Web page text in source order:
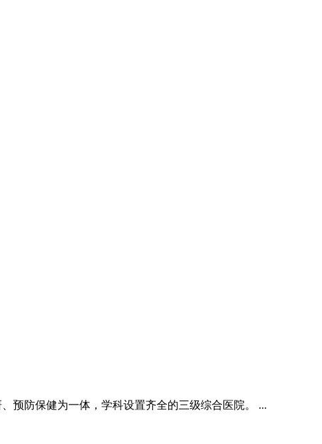
预防保健为一体，学科设置齐全的三级综合医院。 ...